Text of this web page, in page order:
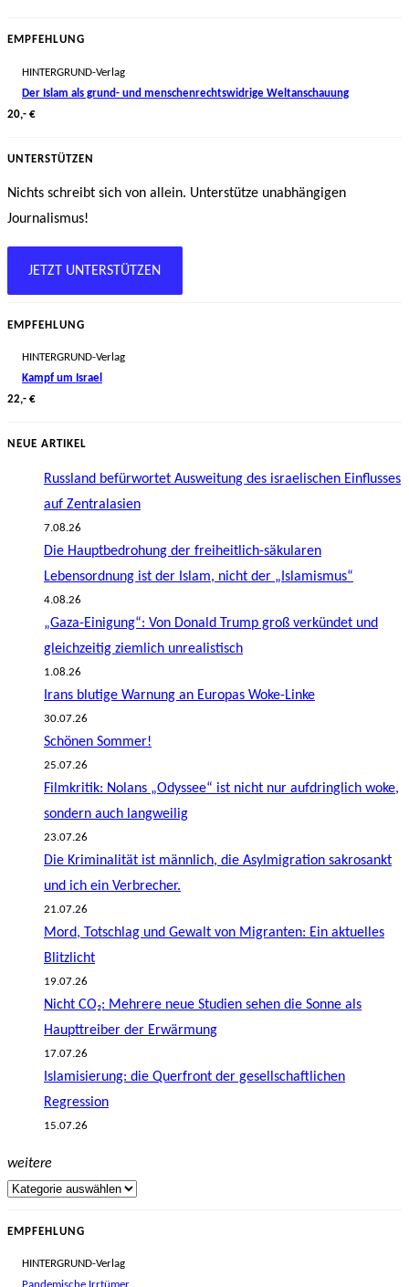
EMPFEHLUNG
HINTERGRUND-Verlag
Der Islam als grund- und menschenrechtswidrige Weltanschauung
20,- €
UNTERSTÜTZEN
Nichts schreibt sich von allein. Unterstütze unabhängigen
Journalismus!
JETZT UNTERSTÜTZEN
EMPFEHLUNG
HINTERGRUND-Verlag
Kampf um Israel
22,- €
NEUE ARTIKEL
Russland befürwortet Ausweitung des israelischen Einflusses
auf Zentralasien
7.08.26
Die Hauptbedrohung der freiheitlich-säkularen
Lebensordnung ist der Islam, nicht der „Islamismus“
4.08.26
„Gaza-Einigung“: Von Donald Trump groß verkündet und
gleichzeitig ziemlich unrealistisch
1.08.26
Irans blutige Warnung an Europas Woke-Linke
30.07.26
Schönen Sommer!
25.07.26
Filmkritik: Nolans „Odyssee“ ist nicht nur aufdringlich woke,
sondern auch langweilig
23.07.26
Die Kriminalität ist männlich, die Asylmigration sakrosankt
und ich ein Verbrecher.
21.07.26
Mord, Totschlag und Gewalt von Migranten: Ein aktuelles
Blitzlicht
19.07.26
Nicht CO₂: Mehrere neue Studien sehen die Sonne als
Haupttreiber der Erwärmung
17.07.26
Islamisierung: die Querfront der gesellschaftlichen
Regression
15.07.26
weitere
EMPFEHLUNG
HINTERGRUND-Verlag